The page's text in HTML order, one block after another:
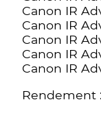
Canon IR
Canon IR
Canon IR
Canon IR
Canon IR
Rendement